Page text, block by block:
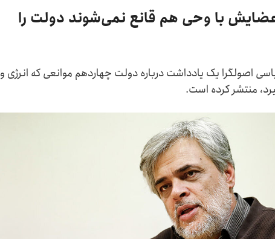
با وحی هم قانع نمی‌شوند دولت را
اصولگرا یک یادداشت درباره دولت چهاردهم موانعی که انرژی و
منتشر کرده است.